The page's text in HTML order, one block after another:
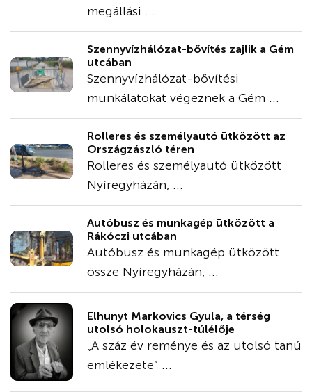
megállási ...
Szennyvízhálózat-bővítés zajlik a Gém
utcában
Szennyvízhálózat-bővítési
munkálatokat végeznek a Gém ...
Rolleres és személyautó ütközött az
Országzászló téren
Rolleres és személyautó ütközött
Nyíregyházán, ...
Autóbusz és munkagép ütközött a
Rákóczi utcában
Autóbusz és munkagép ütközött
össze Nyíregyházán, ...
Elhunyt Markovics Gyula, a térség
utolsó holokauszt-túlélője
„A száz év reménye és az utolsó tanú
emlékezete” ...